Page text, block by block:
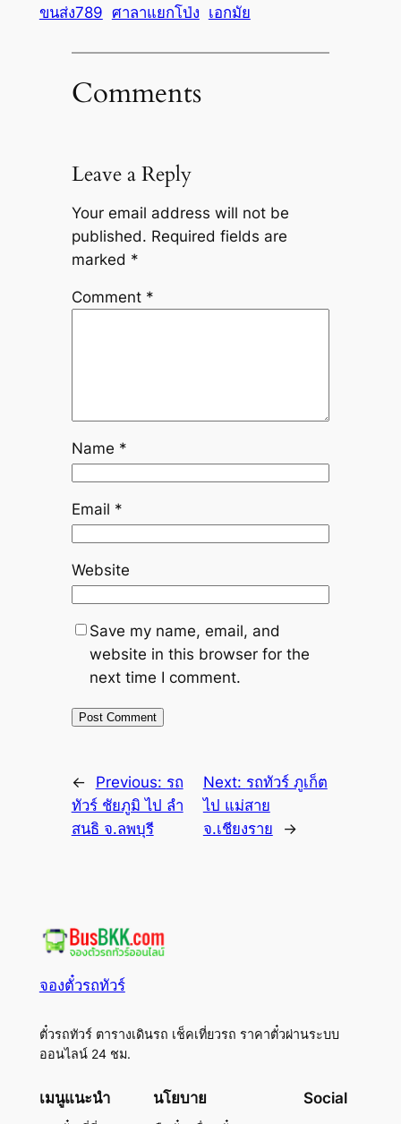
ขนส่ง789 ศาลาแยกโป่ง เอกมัย
Comments
Leave a Reply
Your email address will not be
published. Required fields are
marked *
Comment *
Name *
Email *
Website
Save my name, email, and
website in this browser for the
next time I comment.
← Previous: รถ
ทัวร์ ชัยภูมิ ไป ลำ
สนธิ จ.ลพบุรี
Next: รถทัวร์ ภูเก็ต
ไป แม่สาย
จ.เชียงราย
→
จองตั๋วรถทัวร์
ตั๋วรถทัวร์ ตารางเดินรถ เช็คเที่ยวรถ ราคาตั๋วผ่านระบบ
ออนไลน์ 24 ชม.
เมนูแนะนำ นโยบาย Social